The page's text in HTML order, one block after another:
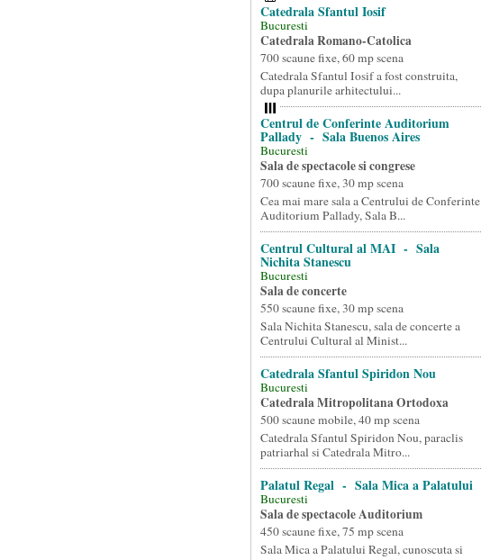
Catedrala Sfantul Iosif
Bucuresti
Catedrala Romano-Catolica
700 scaune fixe, 60 mp scena
Catedrala Sfantul Iosif a fost construita,
dupa planurile arhitectului...
Centrul de Conferinte Auditorium
Pallady - Sala Buenos Aires
Bucuresti
Sala de spectacole si congrese
700 scaune fixe, 30 mp scena
Cea mai mare sala a Centrului de Conferinte
Auditorium Pallady, Sala B...
Centrul Cultural al MAI - Sala
Nichita Stanescu
Bucuresti
Sala de concerte
550 scaune fixe, 30 mp scena
Sala Nichita Stanescu, sala de concerte a
Centrului Cultural al Minist...
Catedrala Sfantul Spiridon Nou
Bucuresti
Catedrala Mitropolitana Ortodoxa
500 scaune mobile, 40 mp scena
Catedrala Sfantul Spiridon Nou, paraclis
patriarhal si Catedrala Mitro...
Palatul Regal - Sala Mica a Palatului
Bucuresti
Sala de spectacole Auditorium
450 scaune fixe, 75 mp scena
Sala Mica a Palatului Regal, cunoscuta si